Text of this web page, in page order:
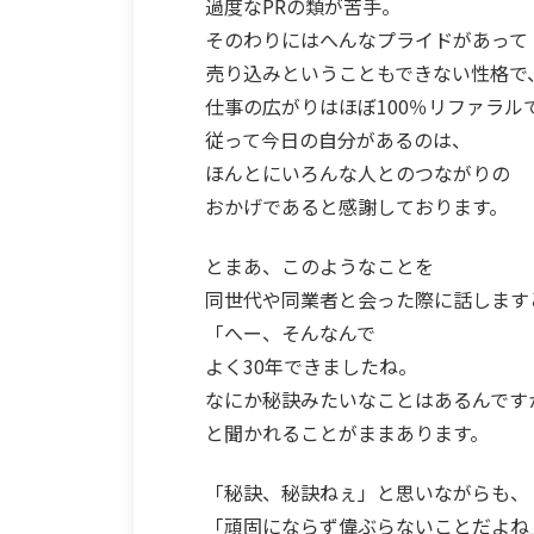
過度なPRの類が苦手。
そのわりにはへんなプライドがあって
売り込みということもできない性格で、
仕事の広がりはほぼ100％リファラル
従って今日の自分があるのは、
ほんとにいろんな人とのつながりの
おかげであると感謝しております。
とまあ、このようなことを
同世代や同業者と会った際に話します
「へー、そんなんで
よく30年できましたね。
なにか秘訣みたいなことはあるんです
と聞かれることがままあります。
「秘訣、秘訣ねぇ」と思いながらも、
「頑固にならず偉ぶらないことだよね